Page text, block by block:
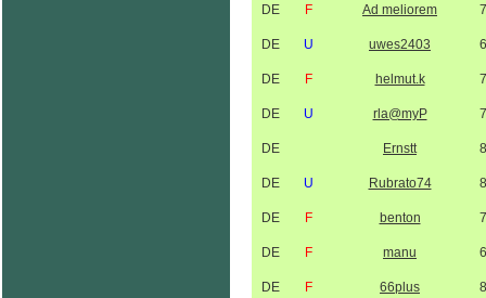
DE F Ad meliorem
DE U uwes2403
DE F helmut.k
DE U rla@myP
DE Ernstt
DE U Rubrato74
DE F benton
DE F manu
DE F 66plus